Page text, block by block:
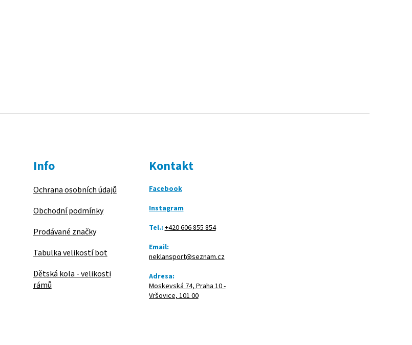
Info
Ochrana osobních údajů
Obchodní podmínky
Prodávané značky
Tabulka velikostí bot
Dětská kola - velikosti
rámů
Kontakt
Facebook
Instagram
Tel.:+420 606 855 854
Email:
neklansport@seznam.cz
Adresa:
Moskevská 74, Praha 10 -
Vršovice, 101 00